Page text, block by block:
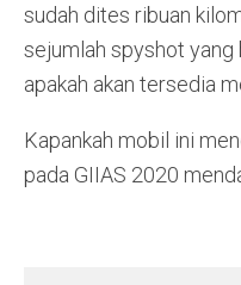
sudah dites ribuan
sejumlah spyshot yang
apakah akan tersedia
Kapankah mobil ini
pada GIIAS 2020